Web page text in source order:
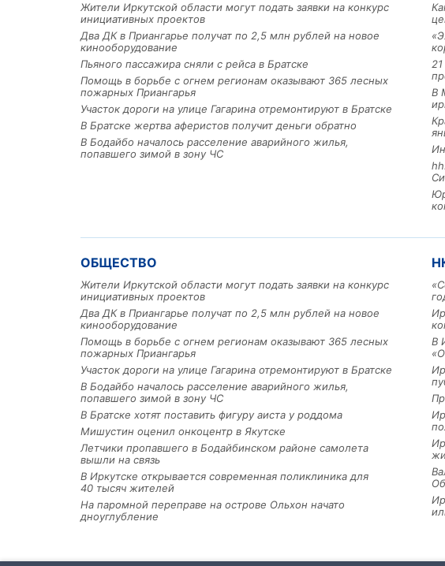
Жители Иркутской области могут подать заявки на конкурс
инициативных проектов
Два ДК в Приангарье получат по 2,5 млн рублей на новое
кинооборудование
Пьяного пассажира сняли с рейса в Братске
Помощь в борьбе с огнем регионам оказывают 365 лесных
пожарных Приангарья
Участок дороги на улице Гагарина отремонтируют в Братске
В Братске жертва аферистов получит деньги обратно
В Бодайбо началось расселение аварийного жилья,
попавшего зимой в зону ЧС
В
ОБЩЕСТВО
Жители Иркутской области могут подать заявки на конкурс
инициативных проектов
Два ДК в Приангарье получат по 2,5 млн рублей на новое
кинооборудование
Помощь в борьбе с огнем регионам оказывают 365 лесных
пожарных Приангарья
Участок дороги на улице Гагарина отремонтируют в Братске
В Бодайбо началось расселение аварийного жилья,
попавшего зимой в зону ЧС
В Братске хотят поставить фигуру аиста у роддома
Мишустин оценил онкоцентр в Якутске
Летчики пропавшего в Бодайбинском районе самолета
вышли на связь
В Иркутске открывается современная поликлиника для
40 тысяч жителей
На паромной переправе на острове Ольхон начато
дноуглубление
В